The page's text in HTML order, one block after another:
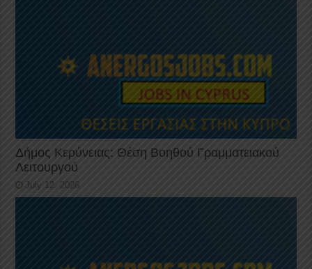
Δήμος Κερύνειας: Θέση Βοηθού Γραμματειακού
Λειτουργού
July 12, 2026